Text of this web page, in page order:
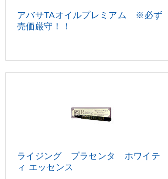
アバサTAオイルプレミアム ※必ず
売価厳守！！
ライジング プラセンタ ホワイテ
ィ エッセンス